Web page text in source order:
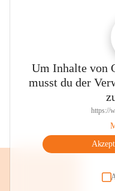
Um Inhalte von
musst du der
https://